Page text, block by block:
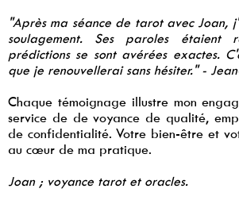
"Après ma séance de tarot avec Joan,
soulagement. Ses paroles étaient
prédictions se sont avérées exactes.
que je renouvellerai sans hésiter." -
Chaque témoignage illustre mon
service de de voyance de qualité,
de confidentialité. Votre bien-être et
au cœur de ma pratique.
Joan ; voyance tarot et oracles.